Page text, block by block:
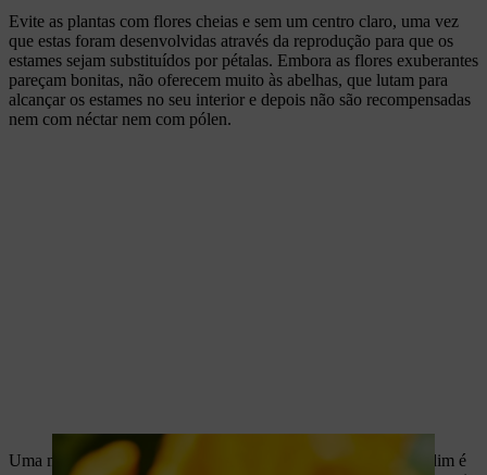
Evite as plantas com flores cheias e sem um centro claro, uma vez
que estas foram desenvolvidas através da reprodução para que os
estames sejam substituídos por pétalas. Embora as flores exuberantes
pareçam bonitas, não oferecem muito às abelhas, que lutam para
alcançar os estames no seu interior e depois não são recompensadas
nem com néctar nem com pólen.
Uma maneira fácil de conseguir flores para abelhas no seu jardim é